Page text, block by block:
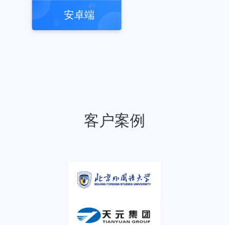
安卓端
客户案例